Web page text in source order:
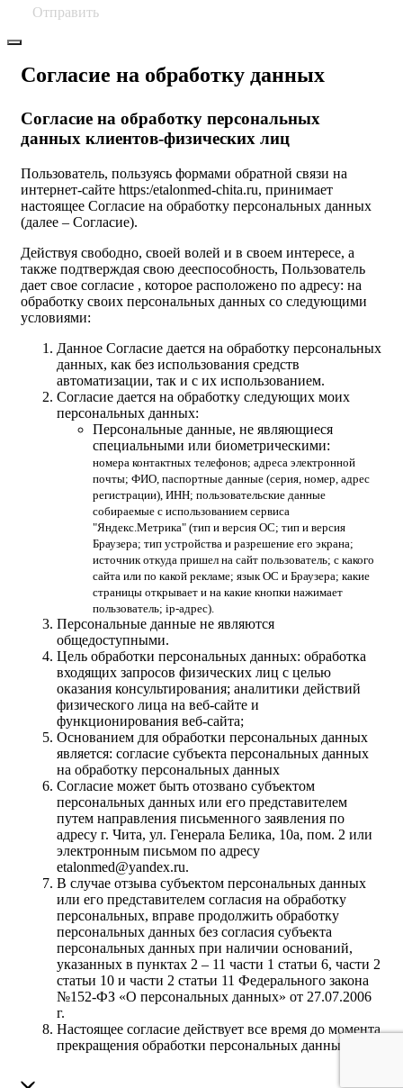
Отправить
Согласие на обработку данных
Согласие на обработку персональных
данных клиентов-физических лиц
Пользователь, пользуясь формами обратной связи на
интернет-сайте https:/etalonmed-chita.ru, принимает
настоящее Согласие на обработку персональных данных
(далее – Согласие).
Действуя свободно, своей волей и в своем интересе, а
также подтверждая свою дееспособность, Пользователь
дает свое согласие , которое расположено по адресу: на
обработку своих персональных данных со следующими
условиями:
Данное Согласие дается на обработку персональных
данных, как без использования средств
автоматизации, так и с их использованием.
Согласие дается на обработку следующих моих
персональных данных:
Персональные данные, не являющиеся
специальными или биометрическими:
номера контактных телефонов; адреса электронной
почты; ФИО, паспортные данные (серия, номер, адрес
регистрации), ИНН; пользовательские данные
собираемые с использованием сервиса
"Яндекс.Метрика" (тип и версия ОС; тип и версия
Браузера; тип устройства и разрешение его экрана;
источник откуда пришел на сайт пользователь; с какого
сайта или по какой рекламе; язык ОС и Браузера; какие
страницы открывает и на какие кнопки нажимает
пользователь; ip-адрес).
Персональные данные не являются
общедоступными.
Цель обработки персональных данных: обработка
входящих запросов физических лиц с целью
оказания консультирования; аналитики действий
физического лица на веб-сайте и
функционирования веб-сайта;
Основанием для обработки персональных данных
является: согласие субъекта персональных данных
на обработку персональных данных
Согласие может быть отозвано субъектом
персональных данных или его представителем
путем направления письменного заявления по
адресу г. Чита, ул. Генерала Белика, 10а, пом. 2 или
электронным письмом по адресу
etalonmed@yandex.ru.
В случае отзыва субъектом персональных данных
или его представителем согласия на обработку
персональных, вправе продолжить обработку
персональных данных без согласия субъекта
персональных данных при наличии оснований,
указанных в пунктах 2 – 11 части 1 статьи 6, части 2
статьи 10 и части 2 статьи 11 Федерального закона
№152-ФЗ «О персональных данных» от 27.07.2006
г.
Настоящее согласие действует все время до момента
прекращения обработки персональных данных.